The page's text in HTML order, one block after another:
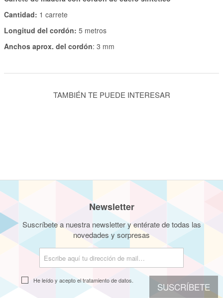
Cantidad: 1 carrete
Longitud del cordón: 5 metros
Anchos aprox. del cordón: 3 mm
TAMBIÉN TE PUEDE INTERESAR
Newsletter
Suscríbete a nuestra newsletter y entérate de todas las
novedades y sorpresas
SUSCRÍBETE
He leído y acepto eltratamiento de datos.